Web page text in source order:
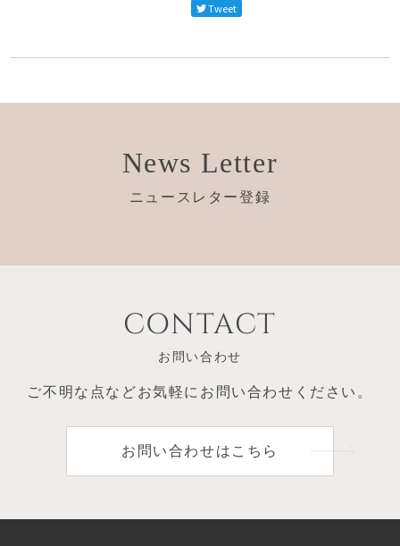
Tweet
News Letter
ニュースレター登録
CONTACT
お問い合わせ
ご不明な点などお気軽にお問い合わせください。
お問い合わせはこちら